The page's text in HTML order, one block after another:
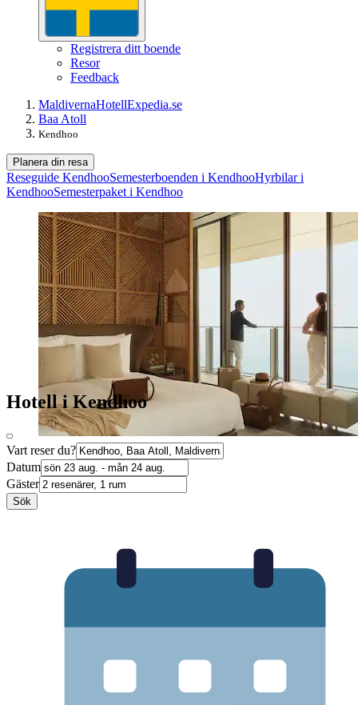
Registrera ditt boende
Resor
Feedback
MaldivernaHotellExpedia.se
Baa Atoll
Kendhoo
Planera din resa
Reseguide KendhooSemesterboenden i KendhooHyrbilar i
KendhooSemesterpaket i Kendhoo
Hotell i Kendhoo
Vart reser du?
Datum
Gäster
Sök